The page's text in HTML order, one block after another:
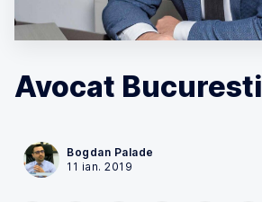
Avocat Bucuresti
Bogdan Palade
11 ian. 2019